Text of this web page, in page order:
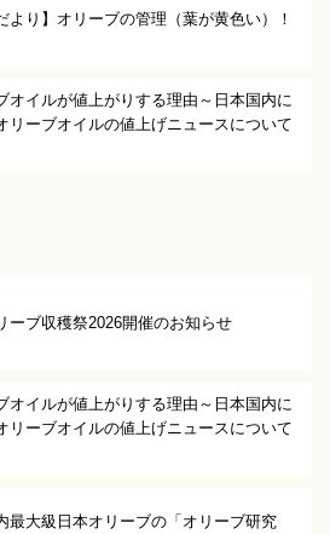
より】オリーブの管理（葉が黄色い）！
オイルが値上がりする理由～日本国内に
リーブオイルの値上げニュースについて
ーブ収穫祭2026開催のお知らせ
オイルが値上がりする理由～日本国内に
リーブオイルの値上げニュースについて
最大級日本オリーブの「オリーブ研究